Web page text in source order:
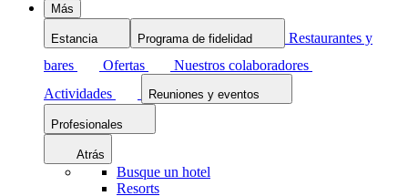
Más
Estancia Programa de fidelidad
Restaurantes y
bares
Ofertas
Nuestros colaboradores
Actividades
Reuniones y eventos
Profesionales
Atrás
Busque un hotel
Resorts